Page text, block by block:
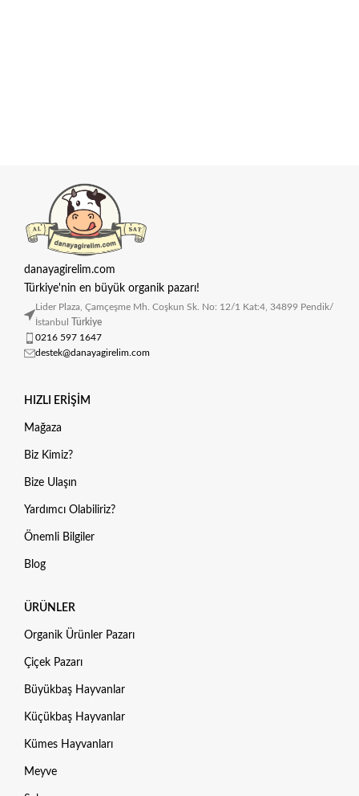
danayagirelim.com
Türkiye'nin en büyük organik pazarı!
Lider Plaza, Çamçeşme Mh. Coşkun Sk. No: 12/1 Kat:4, 34899 Pendik/
İstanbul
Türkiye
0216 597 1647
destek@danayagirelim.com
HIZLI ERIŞIM
Mağaza
Biz Kimiz?
Bize Ulaşın
Yardımcı Olabiliriz?
Önemli Bilgiler
Blog
ÜRÜNLER
Organik Ürünler Pazarı
Çiçek Pazarı
Büyükbaş Hayvanlar
Küçükbaş Hayvanlar
Kümes Hayvanları
Meyve